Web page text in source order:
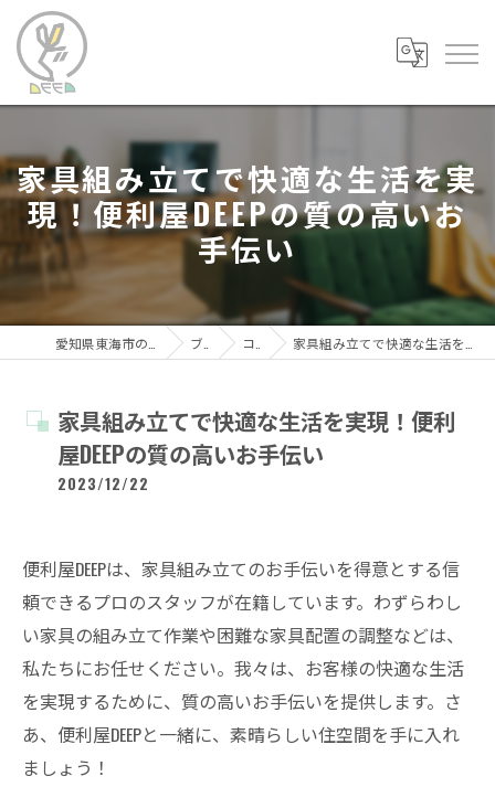
家具組み立てで快適な生活を実
現！便利屋DEEPの質の高いお
手伝い
ブログ コラム 家具組み立てで快適な生活を実現！便利屋DEEPの質の高いお手伝い
家具組み立てで快適な生活を実現！便利
屋DEEPの質の高いお手伝い
2023/12/22
便利屋DEEPは、家具組み立てのお手伝いを得意とする信
頼できるプロのスタッフが在籍しています。わずらわし
い家具の組み立て作業や困難な家具配置の調整などは、
私たちにお任せください。我々は、お客様の快適な生活
を実現するために、質の高いお手伝いを提供します。さ
あ、便利屋DEEPと一緒に、素晴らしい住空間を手に入れ
ましょう！